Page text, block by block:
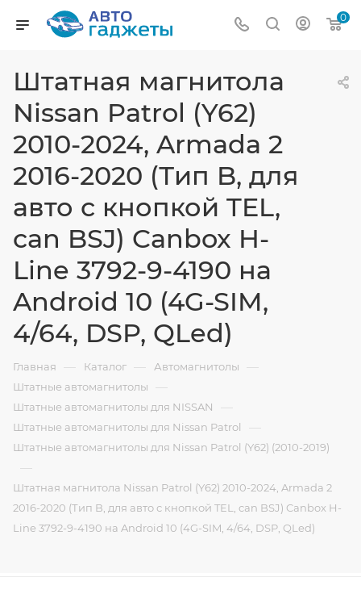
0
Штатная магнитола
Nissan Patrol (Y62)
2010-2024, Armada 2
2016-2020 (Тип B, для
авто с кнопкой TEL,
can BSJ) Canbox H-
Line 3792-9-4190 на
Android 10 (4G-SIM,
4/64, DSP, QLed)
Главная — Каталог — Автомагнитолы —
Штатные автомагнитолы —
Штатные автомагнитолы для NISSAN —
Штатные автомагнитолы для Nissan Patrol —
Штатные автомагнитолы для Nissan Patrol (Y62) (2010-2019)
—
Штатная магнитола Nissan Patrol (Y62) 2010-2024, Armada 2
2016-2020 (Тип B, для авто с кнопкой TEL, can BSJ) Canbox H-
Line 3792-9-4190 на Android 10 (4G-SIM, 4/64, DSP, QLed)